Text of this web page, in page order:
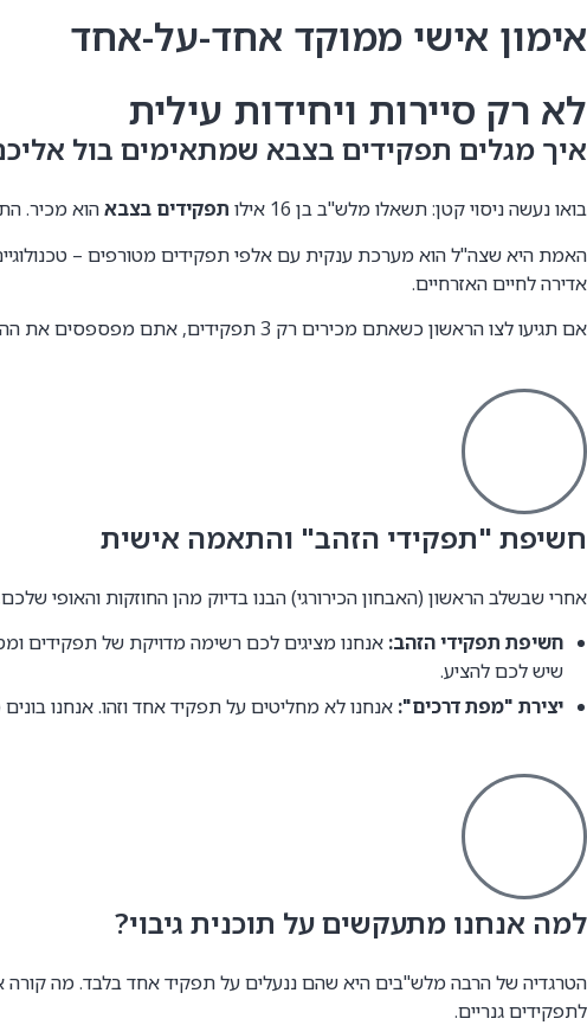
אימון אישי ממוקד אחד-על-אחד
לא רק סיירות ויחידות עילית
איך מגלים תפקידים בצבא שמתאימים בול
בואו נעשה ניסוי קטן: תשאלו מלש"ב בן 16 אילו תפקידים בצבאהוא מכיר.
האמת היא שצה"ל הוא מערכת ענקית עם אלפי תפקידים מטורפים –
אדירה לחיים האזרחיים.
אם תגיעו לצו הראשון כשאתם מכירים רק 3 תפקידים, אתם מפספסים את ההזדמנות שלכם. ב
חשיפת "תפקידי הזהב" והתאמה אישית
אחרי שבשלב הראשון (האבחון הכירורגי) הבנו בדיוק מהן החוזקות והאופי
חשיפת תפקידי הזהב: אנחנו מציגים לכם רשימה מדויקת של תפקידים
שיש לכם להציע.
יצירת "מפת דרכים": אנחנו לא מחליטים על תפקיד אחד וזהו. אנחנו
למה אנחנו מתעקשים על תוכנית גיבוי?
הטרגדיה של הרבה מלש"בים היא שהם ננעלים על תפקיד אחד בלבד. מה
לתפקידים גנריים.